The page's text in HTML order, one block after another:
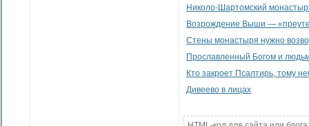
Николо-Шартомский
Возрождение Выши —
Стены монастыря нужно
Прославленный Богом и
Кто закроет Псалтирь, тому
Дивеево в лицах